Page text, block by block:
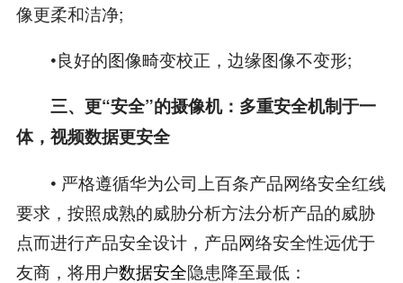
像更柔和洁净;
•良好的图像畸变校正，边缘图像不变形;
三、更“安全”的摄像机：多重安全机制于一
体，视频数据更安全
• 严格遵循华为公司上百条产品网络安全红线
要求，按照成熟的威胁分析方法分析产品的威胁
点而进行产品安全设计，产品网络安全性远优于
友商，将用户数据安全隐患降至最低：